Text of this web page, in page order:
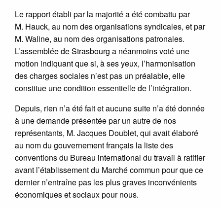
Le rapport établi par la majorité a été combattu par
M. Hauck, au nom des organisations syndicales, et par
M. Waline, au nom des organisations patronales.
L’assemblée de Strasbourg a néanmoins voté une
motion indiquant que si, à ses yeux, l’harmonisation
des charges sociales n’est pas un préalable, elle
constitue une condition essentielle de l’intégration.
Depuis, rien n’a été fait et aucune suite n’a été donnée
à une demande présentée par un autre de nos
représentants, M. Jacques Doublet, qui avait élaboré
au nom du gouvernement français la liste des
conventions du Bureau international du travail à ratifier
avant l’établissement du Marché commun pour que ce
dernier n’entraîne pas les plus graves inconvénients
économiques et sociaux pour nous.